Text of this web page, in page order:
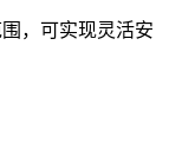
，可实现灵活安